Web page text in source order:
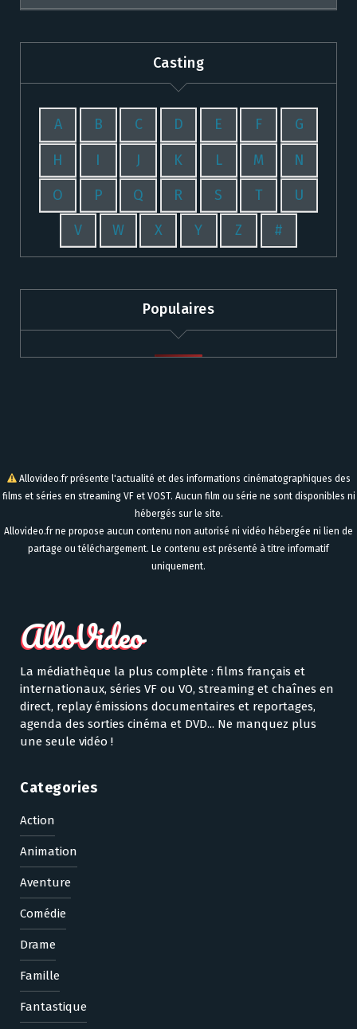
Casting
A B C D E F G
H I J K L M N
O P Q R S T U
V W X Y Z #
Populaires
Allovideo.fr présente l'actualité et des informations cinématographiques des
films et séries en streaming VF et VOST. Aucun film ou série ne sont disponibles ni
hébergés sur le site.
Allovideo.fr ne propose aucun contenu non autorisé ni vidéo hébergée ni lien de
partage ou téléchargement. Le contenu est présenté à titre informatif
uniquement.
La médiathèque la plus complète : films français et
internationaux, séries VF ou VO, streaming et chaînes en
direct, replay émissions documentaires et reportages,
agenda des sorties cinéma et DVD... Ne manquez plus
une seule vidéo !
Categories
Action
Animation
Aventure
Comédie
Drame
Famille
Fantastique